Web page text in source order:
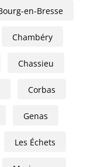
en-Bresse
Chambéry
Chassieu
Corbas
Genas
Les Échets